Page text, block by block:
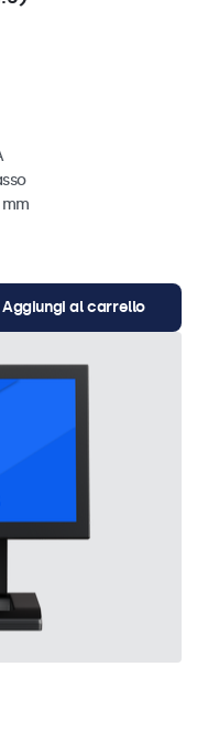
Aggiungi al carrello